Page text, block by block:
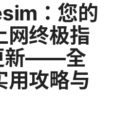
：您的
网终极指
新——全
用攻略与